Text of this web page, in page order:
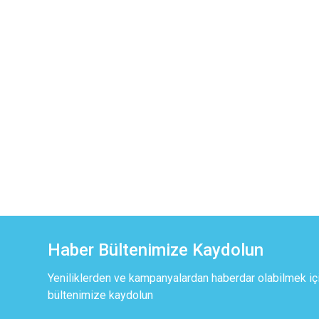
Haber Bültenimize Kaydolun
Yeniliklerden ve kampanyalardan haberdar olabilmek
bültenimize kaydolun